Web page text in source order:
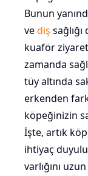
Bunun
vediş
kuaför
zamanda
tüy altında
erkenden
köpeğinizin
İşte, artık
ihtiyaç
varlığını